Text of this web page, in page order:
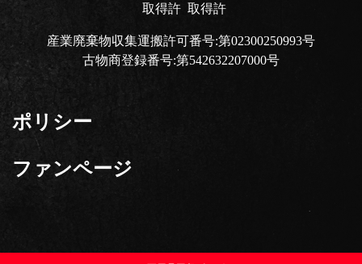
取得許 取得許
産業廃棄物収集運搬許可番号:第02300250993号
古物商登録番号:第542632207000号
ポリシー
ファンページ